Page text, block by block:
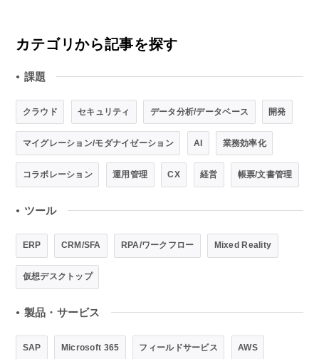
カテゴリから記事を探す
● 課題
クラウド セキュリティ データ分析/データベース 開発
マイグレーション/モダナイゼーション AI 業務効率化
コラボレーション 運用管理 CX 経営 帳票/文書管理
● ツール
ERP CRM/SFA RPA/ワークフロー Mixed Reality
仮想デスクトップ
● 製品・サービス
SAP Microsoft 365 フィールドサービス AWS